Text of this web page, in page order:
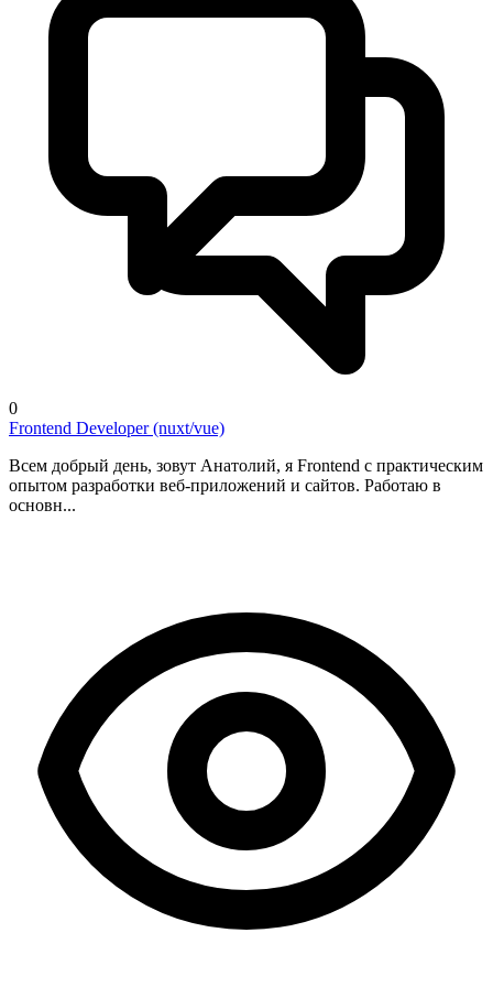
0
Frontend Developer (nuxt/vue)
Всем добрый день, зовут Анатолий, я Frontend с практическим
опытом разработки веб-приложений и сайтов. Работаю в
основн...